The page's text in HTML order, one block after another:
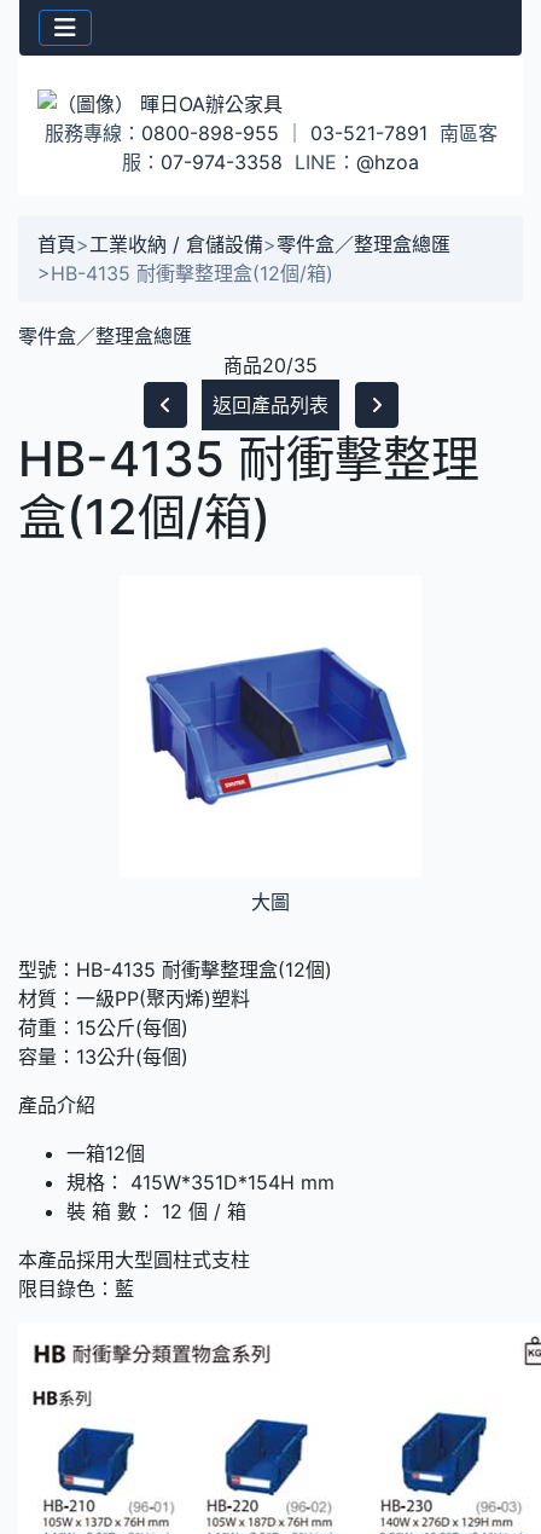
服務專線： 0800-898-955 03-521-7891 南區客
服： 07-974-3358 LINE： @hzoa
首頁>工業收納 / 倉儲設備>零件盒／整理盒總匯
>HB-4135 耐衝擊整理盒(12個/箱)
零件盒／整理盒總匯
商品20/35
返回產品列表
HB-4135 耐衝擊整理
盒(12個/箱)
大圖
型號：HB-4135 耐衝擊整理盒(12個)
材質：一級PP(聚丙烯)塑料
荷重：15公斤(每個)
容量：13公升(每個)
產品介紹
一箱12個
規格： 415W*351D*154H mm
裝 箱 數： 12 個 / 箱
本產品採用大型圓柱式支柱
限目錄色：藍